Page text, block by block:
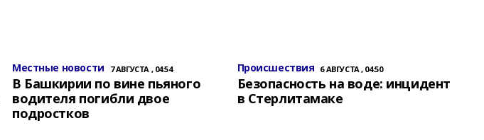
Местные новости 7 АВГУСТА , 04:54
В Башкирии по вине пьяного
водителя погибли двое
подростков
Происшествия 6 АВГУСТА , 04:50
Безопасность на воде: инцидент
в Стерлитамаке